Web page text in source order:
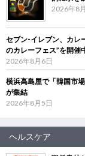
2026年8
セブン‐イレブン、カ
のカレーフェス”を開催
2026年8月6日
横浜高島屋で「韓国市
が集結
2026年8月5日
ヘルスケア